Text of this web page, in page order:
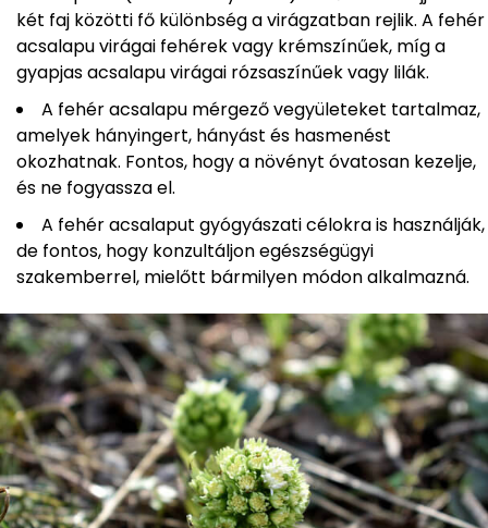
két faj közötti fő különbség a virágzatban rejlik. A fehér
acsalapu virágai fehérek vagy krémszínűek, míg a
gyapjas acsalapu virágai rózsaszínűek vagy lilák.
A fehér acsalapu mérgező vegyületeket tartalmaz,
amelyek hányingert, hányást és hasmenést
okozhatnak. Fontos, hogy a növényt óvatosan kezelje,
és ne fogyassza el.
A fehér acsalaput gyógyászati célokra is használják,
de fontos, hogy konzultáljon egészségügyi
szakemberrel, mielőtt bármilyen módon alkalmazná.